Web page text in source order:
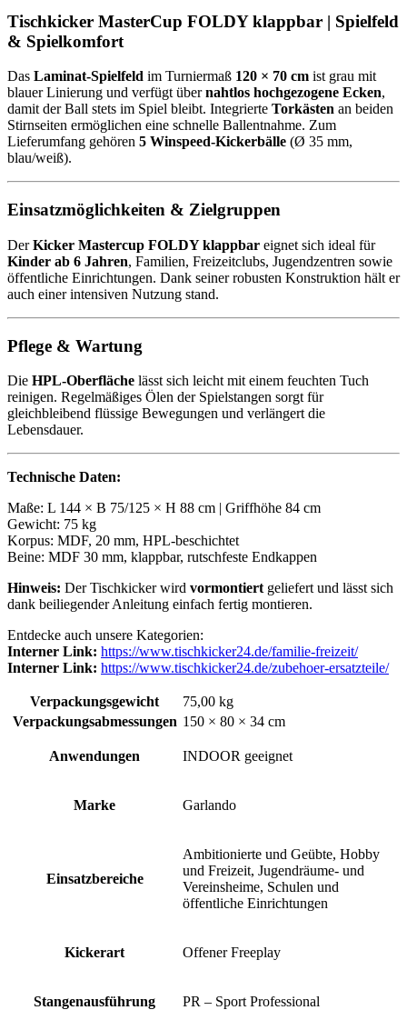
Tischkicker MasterCup FOLDY klappbar | Spielfeld
& Spielkomfort
Das Laminat-Spielfeld im Turniermaß 120 × 70 cm ist grau mit
blauer Linierung und verfügt übernahtlos hochgezogene Ecken,
damit der Ball stets im Spiel bleibt. Integrierte Torkästen an beiden
Stirnseiten ermöglichen eine schnelle Ballentnahme. Zum
Lieferumfang gehören 5 Winspeed-Kickerbälle (Ø 35 mm,
blau/weiß).
Einsatzmöglichkeiten & Zielgruppen
DerKicker Mastercup FOLDY klappbar eignet sich ideal für
Kinder ab 6 Jahren, Familien, Freizeitclubs, Jugendzentren sowie
öffentliche Einrichtungen. Dank seiner robusten Konstruktion hält er
auch einer intensiven Nutzung stand.
Pflege & Wartung
Die HPL-Oberfläche lässt sich leicht mit einem feuchten Tuch
reinigen. Regelmäßiges Ölen der Spielstangen sorgt für
gleichbleibend flüssige Bewegungen und verlängert die
Lebensdauer.
Technische Daten:
Maße: L 144 × B 75/125 × H 88 cm | Griffhöhe 84 cm
Gewicht: 75 kg
Korpus: MDF, 20 mm, HPL-beschichtet
Beine: MDF 30 mm, klappbar, rutschfeste Endkappen
Hinweis: Der Tischkicker wird vormontiert geliefert und lässt sich
dank beiliegender Anleitung einfach fertig montieren.
Entdecke auch unsere Kategorien:
Interner Link: https://www.tischkicker24.de/familie-freizeit/
Interner Link: https://www.tischkicker24.de/zubehoer-ersatzteile/
Verpackungsgewicht
75,00 kg
Verpackungsabmessungen 150 × 80 × 34 cm
Anwendungen INDOOR geeignet
Marke Garlando
Einsatzbereiche
Ambitionierte und Geübte, Hobby
und Freizeit, Jugendräume- und
Vereinsheime, Schulen und
öffentliche Einrichtungen
Kickerart Offener Freeplay
Stangenausführung PR – Sport Professional